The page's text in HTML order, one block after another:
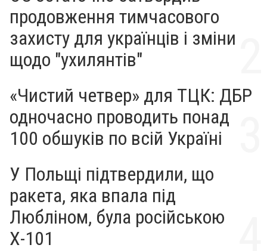
продовження тимчасового
захисту для українців і зміни
щодо "ухилянтів"
«Чистий четвер» для ТЦК: ДБР
одночасно проводить понад
100 обшуків по всій Україні
У Польщі підтвердили, що
ракета, яка впала під
Любліном, була російською
Х-101